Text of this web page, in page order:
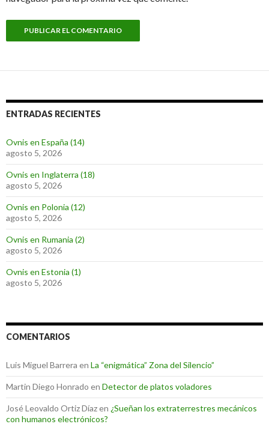
ENTRADAS RECIENTES
Ovnis en España (14)
agosto 5, 2026
Ovnis en Inglaterra (18)
agosto 5, 2026
Ovnis en Polonia (12)
agosto 5, 2026
Ovnis en Rumania (2)
agosto 5, 2026
Ovnis en Estonia (1)
agosto 5, 2026
COMENTARIOS
Luis Miguel Barrera en La “enigmática” Zona del Silencio”
Martin Diego Honrado en Detector de platos voladores
José Leovaldo Ortiz Díazen ¿Sueñan los extraterrestres mecánicos
con humanos electrónicos?